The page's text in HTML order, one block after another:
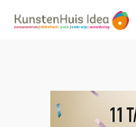
Druk op
druk op ESC